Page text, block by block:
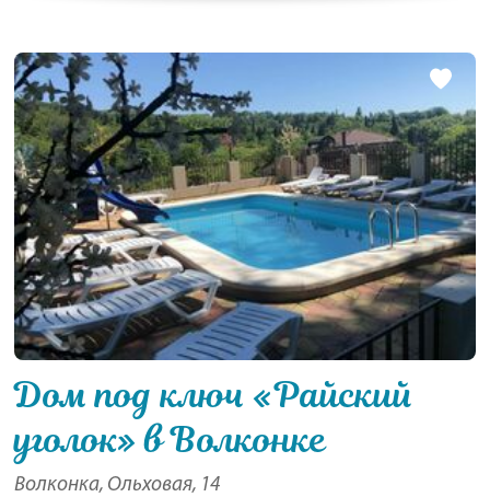
Дом под ключ «Райский
уголок» в Волконке
Волконка, Ольховая, 14